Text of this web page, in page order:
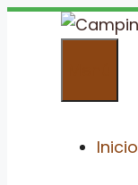
Saltar
Inicio